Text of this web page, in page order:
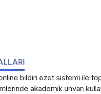
bildiri özet sistemi ile
akademik unvan